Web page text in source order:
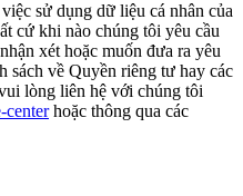
sử dụng dữ liệu cá nhân của
cứ khi nào chúng tôi yêu cầu
xét hoặc muốn đưa ra yêu
sách về Quyền riêng tư hay các
lòng liên hệ với chúng tôi
centerhoặc thông qua các